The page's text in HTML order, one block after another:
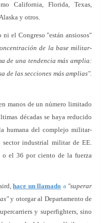
California, Florida, Texas,
y otros.
ni el Congreso "están ansiosos"
de la base militar-
de una tendencia más amplia:
de las secciones más amplias".
manos de un número limitado
décadas se haya reducido
humana del complejo militar-
sector industrial militar de EE.
o el 36 por ciento de la fuerza
hace un llamado a "superar
y otorgar al Departamento de
y superfighters, sino